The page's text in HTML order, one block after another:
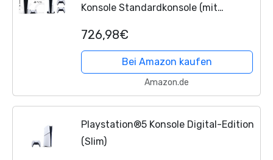
Konsole Standardkonsole (mit
Controller Kompatibel mit PS5
726,98€
Bei Amazon kaufen
Amazon.de
Playstation®5 Konsole Digital-Edition
(Slim)